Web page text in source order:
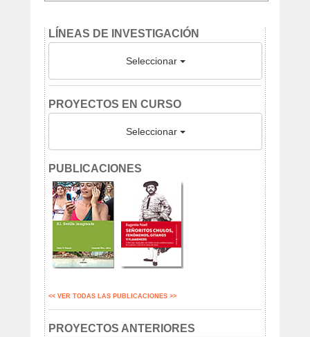
LÍNEAS DE INVESTIGACIÓN
Seleccionar
PROYECTOS EN CURSO
Seleccionar
PUBLICACIONES
<< VER TODAS LAS PUBLICACIONES >>
PROYECTOS ANTERIORES